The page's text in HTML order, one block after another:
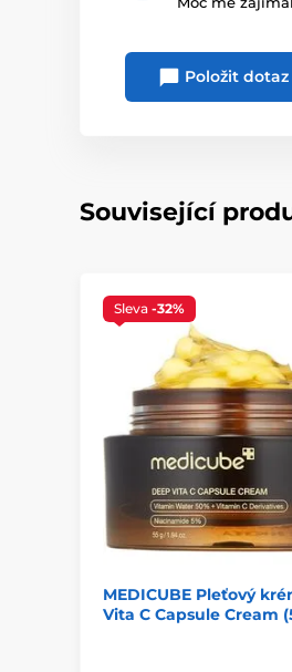
Položit dotaz
Související
Sleva -32%
MEDICUBE Pleťový
Vita C Capsule Cream